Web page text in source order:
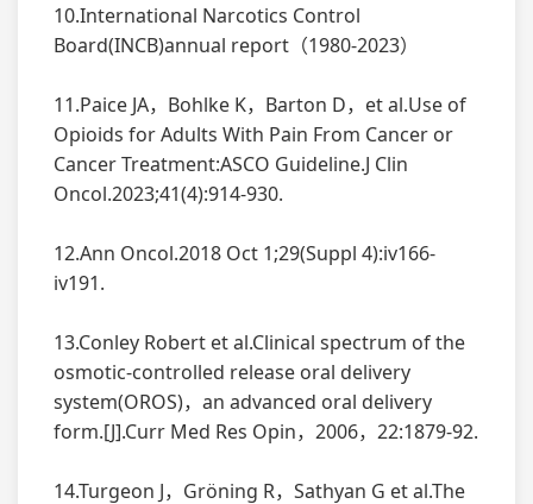
10.International Narcotics Control
Board(INCB)annual report（1980-2023）
11.Paice JA，Bohlke K，Barton D，et al.Use of
Opioids for Adults With Pain From Cancer or
Cancer Treatment:ASCO Guideline.J Clin
Oncol.2023;41(4):914-930.
12.Ann Oncol.2018 Oct 1;29(Suppl 4):iv166-
iv191.
13.Conley Robert et al.Clinical spectrum of the
osmotic-controlled release oral delivery
system(OROS)，an advanced oral delivery
form.[J].Curr Med Res Opin，2006，22:1879-92.
14.Turgeon J，Gröning R，Sathyan G et al.The